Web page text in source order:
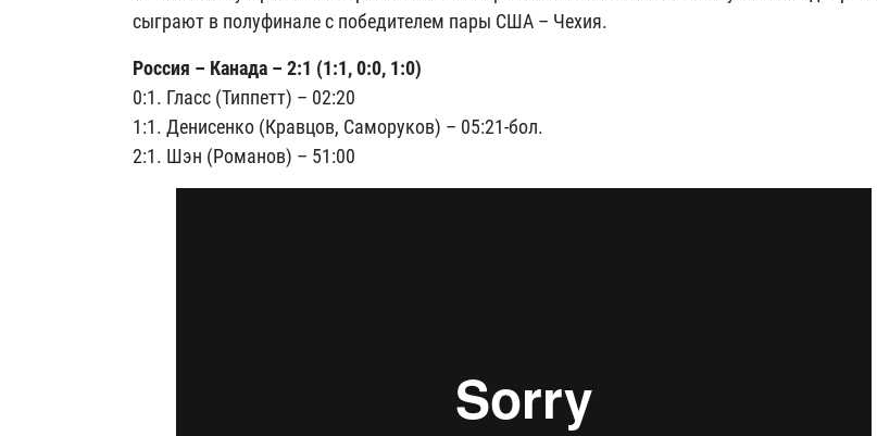
сыграют в полуфинале с победителем пары США – Чехия.
Россия – Канада – 2:1 (1:1, 0:0, 1:0)
0:1. Гласс (Типпетт) – 02:20
1:1. Денисенко (Кравцов, Саморуков) – 05:21-бол.
2:1. Шэн (Романов) – 51:00